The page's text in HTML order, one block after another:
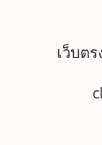
เว็บต